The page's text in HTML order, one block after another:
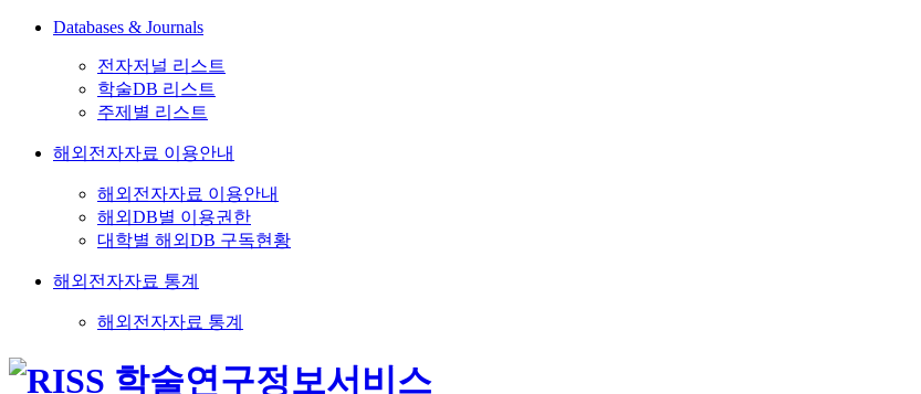
Databases & Journals
전자저널 리스트
학술DB 리스트
주제별 리스트
해외전자자료 이용안내
해외전자자료 이용안내
해외DB별 이용권한
대학별 해외DB 구독현황
해외전자자료 통계
해외전자자료 통계